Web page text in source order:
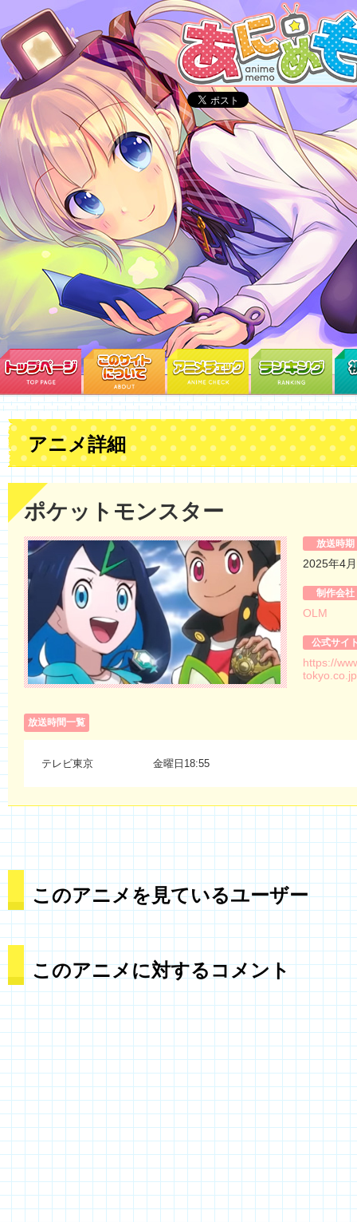
アニメ詳細
ポケットモンスター
放送時期
2025年4
制作会社
OLM
公式サイ
https://
放送時間一覧
テレビ東京 金曜日18:55
このアニメを見ているユーザー
このアニメに対するコメント